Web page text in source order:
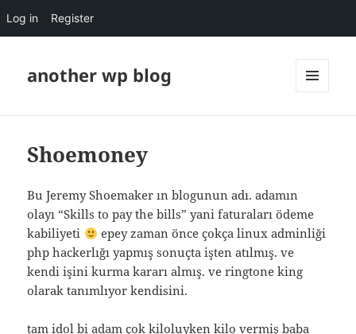
Log in Register
another wp blog
Shoemoney
Bu Jeremy Shoemaker ın blogunun adı. adamın
olayı “Skills to pay the bills” yani faturaları ödeme
kabiliyeti
epey zaman önce çokça linux adminliği
php hackerlığı yapmış sonuçta işten atılmış. ve
kendi işini kurma kararı almış. ve ringtone king
olarak tanımlıyor kendisini.
tam idol bi adam çok kiloluyken kilo vermiş baba